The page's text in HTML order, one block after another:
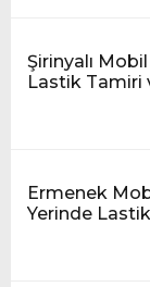
Şirinyalı
Lastik Tamiri
Ermenek
Yerinde